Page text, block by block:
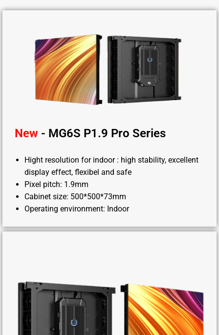
New - MG6S P1.9 Pro Series
Hight resolution for indoor : high stability, excellent
display effect, flexibel and safe
Pixel pitch: 1.9mm
Cabinet size: 500*500*73mm
Operating environment: Indoor